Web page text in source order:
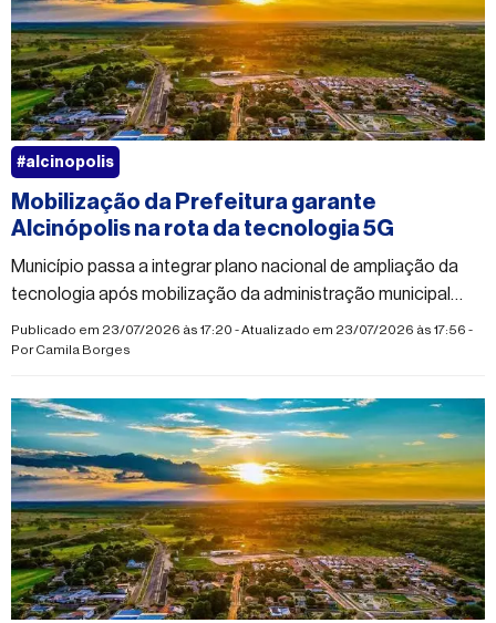
Mobilização da Prefeitura garante
Alcinópolis na rota da tecnologia 5G
Município passa a integrar plano nacional de ampliação da
tecnologia após mobilização da administração municipal
para denunciar falhas na telefonia móvel
Publicado em 23/07/2026 às 17:20 - Atualizado em 23/07/2026 às 17:56 -
PorCamila Borges
#alcinopolis